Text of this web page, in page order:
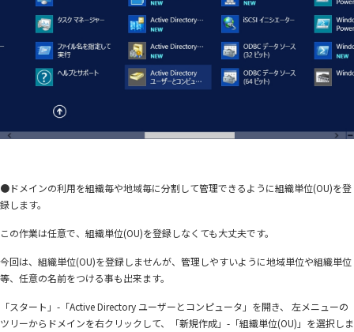
●ドメインの利用を組織毎や地域毎に分割して管理できるように組織単位(OU)を登
録します。
この作業は任意で、組織単位(OU)を登録しなくても大丈夫です。
今回は、組織単位(OU)を登録しませんが、管理しやすいように地域単位や組織単位
等、任意の名前をつける事も出来ます。
「スタート」-「Active Directory ユーザーとコンピュータ」を開き、 左メニューの
ツリーからドメインを右クリックして、「新規作成」-「組織単位(OU)」を選択しま